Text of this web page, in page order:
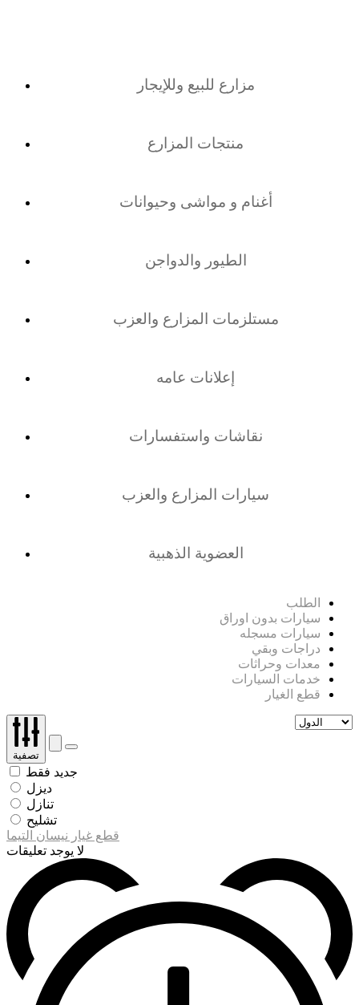
مزارع للبيع وللإيجار
منتجات المزارع
أغنام و مواشى وحيوانات
الطيور والدواجن
مستلزمات المزارع والعزب
إعلانات عامه
نقاشات واستفسارات
سيارات المزارع والعزب
العضوية الذهبية
الطلب
سيارات بدون اوراق
سيارات مسجله
دراجات وبقي
معدات وحراثات
خدمات السيارات
قطع الغيار
تصفية
جديد فقط
ديزل
تنازل
تشليح
قطع غيار نيسان التيما
لا يوجد تعليقات